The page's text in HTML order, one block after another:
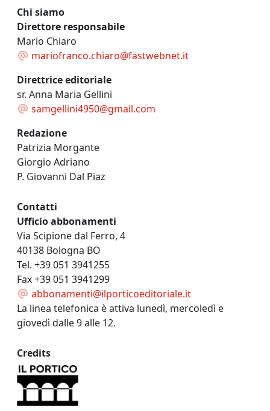
Chi siamo
Direttore responsabile
Mario Chiaro
mariofranco.chiaro@fastwebnet.it
Direttrice editoriale
sr. Anna Maria Gellini
samgellini4950@gmail.com
Redazione
Patrizia Morgante
Giorgio Adriano
P. Giovanni Dal Piaz
Contatti
Ufficio abbonamenti
Via Scipione dal Ferro, 4
40138 Bologna BO
Tel. +39 051 3941255
Fax +39 051 3941299
abbonamenti@ilporticoeditoriale.it
La linea telefonica è attiva lunedì, mercoledì e
giovedì dalle 9 alle 12.
Credits